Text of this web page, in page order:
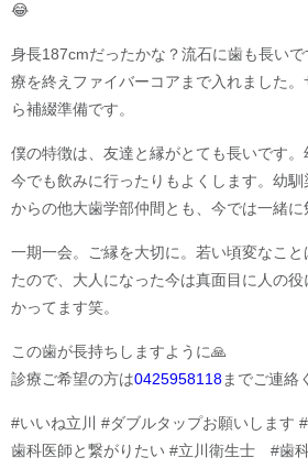
😂
身長187cmだったかな？流石に歯も長い
療を終えファイバーコアまで入れました
ら補綴準備です。
僕の特徴は、友達と縁がとても長いです
今でも飲みに行ったりもよくします。幼
からの他大歯学部仲間とも、今では一緒に
一期一会。ご縁を大切に。若い頃変なこ
たので、大人になった今は真面目に人の
かってます笑。
この歯が長持ちしますように🙏
診療ご希望の方は0425958118までご連絡
#いいね立川 #ダブルタップお願いします
歯科医師と繋がりたい #立川衛生士 #歯